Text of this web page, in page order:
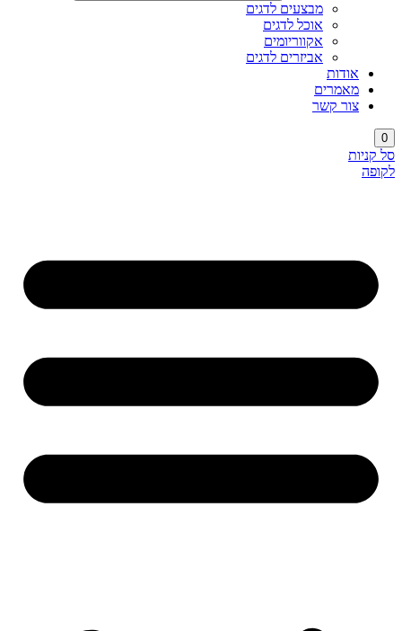
מבצעים לדגים
אוכל לדגים
אקווריומים
אביזרים לדגים
אודות
מאמרים
צור קשר
0
סל קניות
לקופה